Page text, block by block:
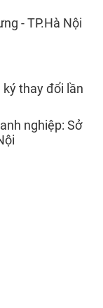
- TP.Hà Nội
thay đổi lần
nghiệp: Sở